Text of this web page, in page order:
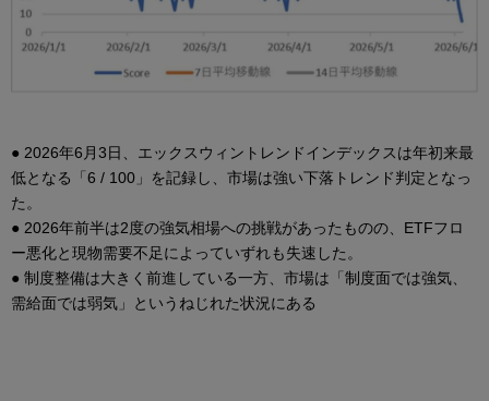
● 2026年6月3日、エックスウィントレンドインデックスは年初来最
低となる「6 / 100」を記録し、市場は強い下落トレンド判定となっ
た。
● 2026年前半は2度の強気相場への挑戦があったものの、ETFフロ
ー悪化と現物需要不足によっていずれも失速した。
● 制度整備は大きく前進している一方、市場は「制度面では強気、
需給面では弱気」というねじれた状況にある